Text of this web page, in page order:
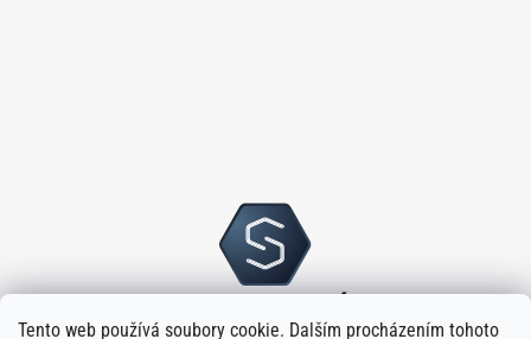
Tento web používá soubory cookie. Dalším procházením tohoto